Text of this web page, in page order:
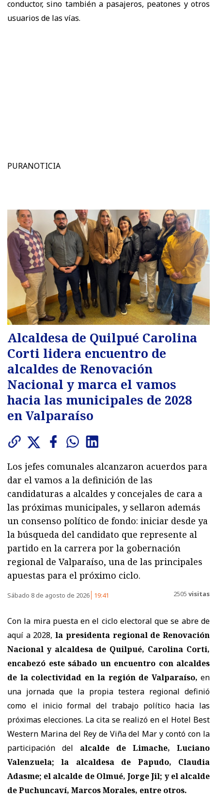
conductor, sino también a pasajeros, peatones y otros
usuarios de las vías.
PURANOTICIA
Alcaldesa de Quilpué Carolina
Corti lidera encuentro de
alcaldes de Renovación
Nacional y marca el vamos
hacia las municipales de 2028
en Valparaíso
Los jefes comunales alcanzaron acuerdos para
dar el vamos a la definición de las
candidaturas a alcaldes y concejales de cara a
las próximas municipales, y sellaron además
un consenso político de fondo: iniciar desde ya
la búsqueda del candidato que represente al
partido en la carrera por la gobernación
regional de Valparaíso, una de las principales
apuestas para el próximo ciclo.
Sábado 8 de agosto de 2026 19:41 2505 visitas
Con la mira puesta en el ciclo electoral que se abre de
aquí a 2028,la presidenta regional de Renovación
Nacional y alcaldesa de Quilpué, Carolina Corti,
encabezó este sábado un encuentro con alcaldes
de la colectividad en la región de Valparaíso, en
una jornada que la propia testera regional definió
como el inicio formal del trabajo político hacia las
próximas elecciones. La cita se realizó en el Hotel Best
Western Marina del Rey de Viña del Mar y contó con la
participación del alcalde de Limache, Luciano
Valenzuela; la alcaldesa de Papudo, Claudia
Adasme; el alcalde de Olmué, Jorge Jil; y el alcalde
de Puchuncaví, Marcos Morales, entre otros.